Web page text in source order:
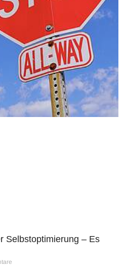
Selbstoptimierung – Es